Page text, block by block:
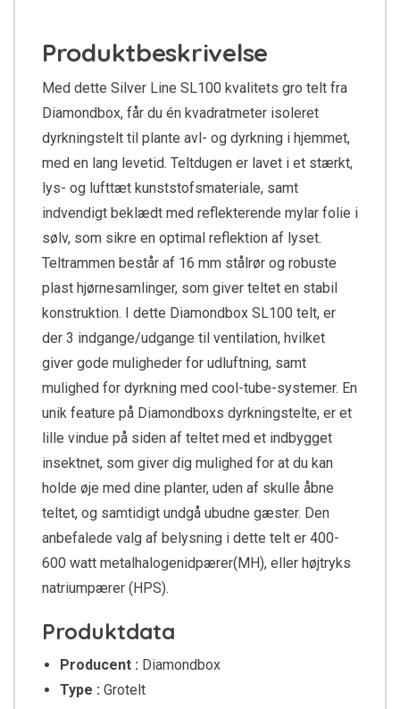
Produktbeskrivelse
Med dette Silver Line SL100 kvalitets gro telt fra
Diamondbox, får du én kvadratmeter isoleret
dyrkningstelt til plante avl- og dyrkning i hjemmet,
med en lang levetid. Teltdugen er lavet i et stærkt,
lys- og lufttæt kunststofsmateriale, samt
indvendigt beklædt med reflekterende mylar folie i
sølv, som sikre en optimal reflektion af lyset.
Teltrammen består af 16 mm stålrør og robuste
plast hjørnesamlinger, som giver teltet en stabil
konstruktion. I dette Diamondbox SL100 telt, er
der 3 indgange/udgange til ventilation, hvilket
giver gode muligheder for udluftning, samt
mulighed for dyrkning med cool-tube-systemer. En
unik feature på Diamondboxs dyrkningstelte, er et
lille vindue på siden af teltet med et indbygget
insektnet, som giver dig mulighed for at du kan
holde øje med dine planter, uden af skulle åbne
teltet, og samtidigt undgå ubudne gæster. Den
anbefalede valg af belysning i dette telt er 400-
600 watt metalhalogenidpærer(MH), eller højtryks
natriumpærer (HPS).
Produktdata
Producent : Diamondbox
Type : Grotelt